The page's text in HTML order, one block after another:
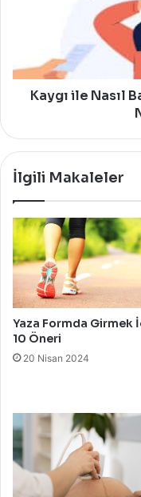
Yapılır?
Kaygı ile Nasıl
İlgili Makaleler
Yaza Formda Girmek
10 Öneri
20 Nisan 2024